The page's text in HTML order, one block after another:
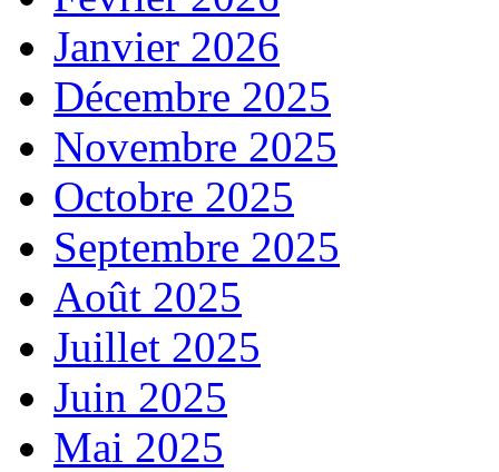
Janvier 2026
Décembre 2025
Novembre 2025
Octobre 2025
Septembre 2025
Août 2025
Juillet 2025
Juin 2025
Mai 2025